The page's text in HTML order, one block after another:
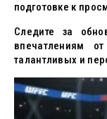
подготовке к
Следите за
впечатлениям
талантливых и